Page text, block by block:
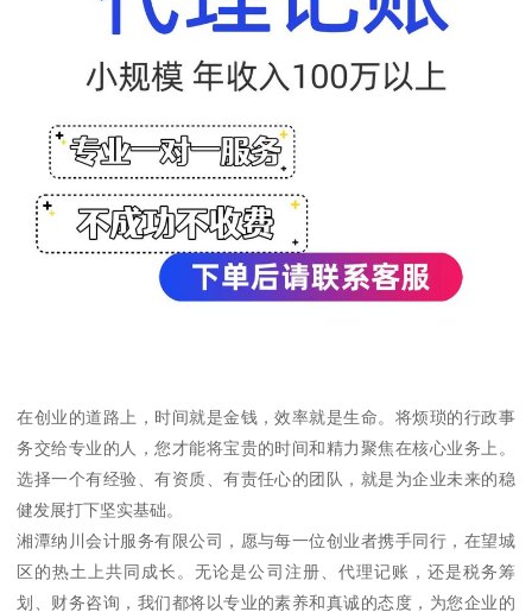
在创业的道路上，时间就是金钱，效率就是生命。将烦琐的行政事
务交给专业的人，您才能将宝贵的时间和精力聚焦在核心业务上。
选择一个有经验、有资质、有责任心的团队，就是为企业未来的稳
健发展打下坚实基础。
湘潭纳川会计服务有限公司，愿与每一位创业者携手同行，在望城
区的热土上共同成长。无论是公司注册、代理记账，还是税务筹
划、财务咨询，我们都将以专业的素养和真诚的态度，为您企业的